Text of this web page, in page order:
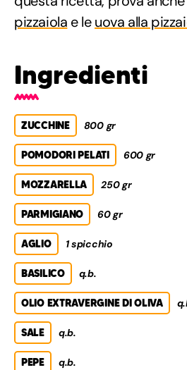
pizzaiola e leuova alla
Ingredienti
ZUCCHINE 800 gr
POMODORI PELATI 600 gr
MOZZARELLA 250 gr
PARMIGIANO 60 gr
AGLIO 1 spicchio
BASILICO q.b.
OLIO EXTRAVERGINE DI OLIVA
SALE q.b.
PEPE q.b.